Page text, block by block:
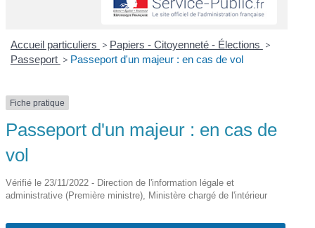
Accueil particuliers > Papiers - Citoyenneté - Élections >
Passeport > Passeport d'un majeur : en cas de vol
Fiche pratique
Passeport d'un majeur : en cas de
vol
Vérifié le 23/11/2022 - Direction de l'information légale et
administrative (Première ministre), Ministère chargé de l'intérieur